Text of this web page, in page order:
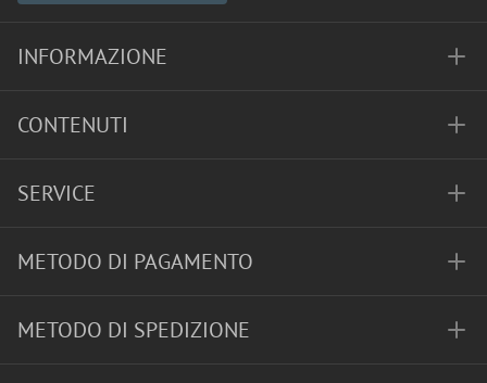
INFORMAZIONE
CONTENUTI
SERVICE
METODO DI PAGAMENTO
METODO DI SPEDIZIONE